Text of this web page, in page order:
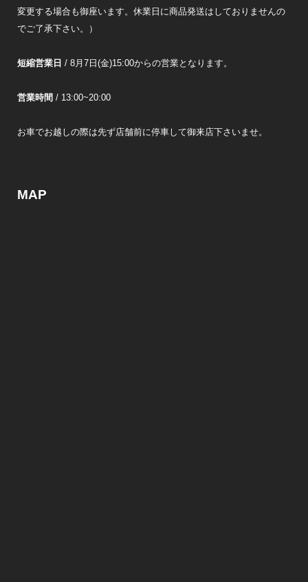
変更する場合も御座います。休業日に商品発送はしておりませんの
でご了承下さい。）
短縮営業日 / 8月7日(金)15:00からの営業となります。
営業時間 / 13:00~20:00
お車でお越しの際は先ず店舗前に停車して御来店下さいませ。
MAP